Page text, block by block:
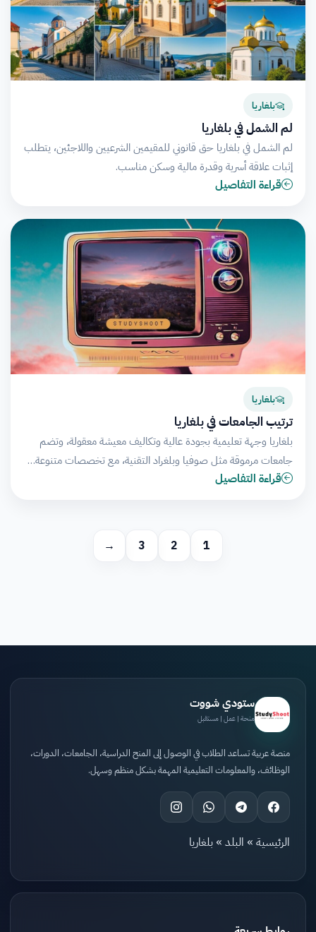
بلغاريا
لم الشمل في بلغاريا
لم الشمل في بلغاريا حق قانوني للمقيمين الشرعيين واللاجئين، يتطلب
إثبات علاقة أسرية وقدرة مالية وسكن مناسب.
قراءة التفاصيل
بلغاريا
ترتيب الجامعات في بلغاريا
بلغاريا وجهة تعليمية بجودة عالية وتكاليف معيشة معقولة، وتضم
جامعات مرموقة مثل صوفيا وبلغراد التقنية، مع تخصصات متنوعة…
قراءة التفاصيل
1
2
3
→
ستودي شووت
منحة | عمل | مستقبل
منصة عربية تساعد الطلاب في الوصول إلى المنح الدراسية، الجامعات، الدورات،
الوظائف، والمعلومات التعليمية المهمة بشكل منظم وسهل.
الرئيسية » البلد » بلغاريا